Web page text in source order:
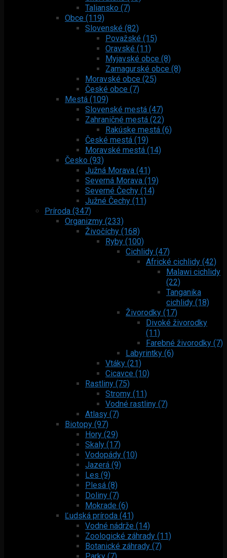
Taliansko (7)
Obce (119)
Slovenské (82)
Považské (15)
Oravské (11)
Myjavské obce (8)
Zamagurské obce (8)
Moravské obce (25)
České obce (7)
Mestá (109)
Slovenské mestá (47)
Zahraničné mestá (22)
Rakúske mestá (6)
České mestá (19)
Moravské mestá (14)
Česko (93)
Južná Morava (41)
Severná Morava (19)
Severné Čechy (14)
Južné Čechy (11)
Príroda (347)
Organizmy (233)
Živočíchy (168)
Ryby (100)
Cichlidy (47)
Africké cichlidy (42)
Malawi cichlidy
(22)
Tanganika
cichlidy (18)
Živorodky (17)
Divoké živorodky
(11)
Farebné živorodky (7)
Labyrintky (6)
Vtáky (21)
Cicavce (10)
Rastliny (75)
Stromy (11)
Vodné rastliny (7)
Atlasy (7)
Biotopy (97)
Hory (29)
Skaly (17)
Vodopády (10)
Jazerá (9)
Les (9)
Plesá (8)
Doliny (7)
Mokrade (6)
Ľudská príroda (41)
Vodné nádrže (14)
Zoologické záhrady (11)
Botanické záhrady (7)